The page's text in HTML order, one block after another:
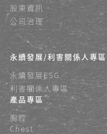
股東資訊
公司治理
永續發展/利害關係人專區
永續發展ESG
利害關係人專區
產品專區
胸腔
Chest